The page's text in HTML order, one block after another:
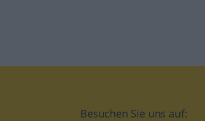
Besuchen Sie uns auf: